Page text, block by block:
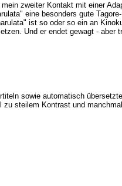
mein zweiter Kontakt mit einer
eine besonders gute
ist so oder so ein an
Und er endet gewagt -
sowie automatisch
zu steilem Kontrast und